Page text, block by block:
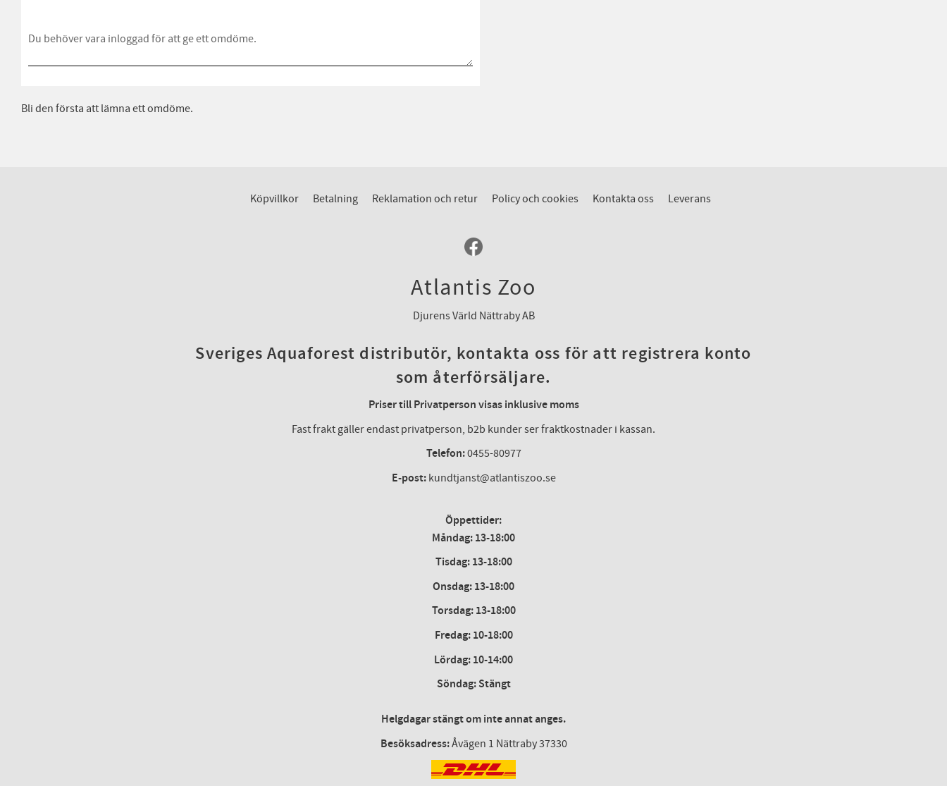
Bli den första att lämna ett omdöme.
Köpvillkor Betalning Reklamation och retur Policy och cookies Kontakta oss Leverans
Atlantis Zoo
Djurens Värld Nättraby AB
Sveriges Aquaforest distributör, kontakta oss för att registrera konto
som återförsäljare.
Priser till Privatperson visas inklusive moms
Fast frakt gäller endast privatperson, b2b kunder ser fraktkostnader i kassan.
Telefon:0455-80977
E-post:kundtjanst@atlantiszoo.se
Öppettider:
Måndag: 13-18:00
Tisdag: 13-18:00
Onsdag:13-18:00
Torsdag:13-18:00
Fredag:10-18:00
Lördag: 10-14:00
Söndag: Stängt
Helgdagar stängt om inte annat anges.
Besöksadress:Åvägen 1 Nättraby 37330